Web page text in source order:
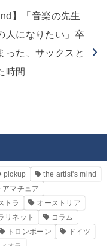
】「音楽の先生
人になりたい」卒
った、サックスと
時間
pickup
the artist's mind
アマチュア
トラ
オーストリア
リネット
コラム
トロンボーン
ドイツ